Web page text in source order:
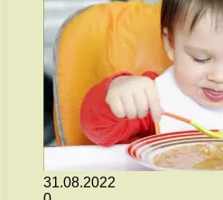
31.08.2022